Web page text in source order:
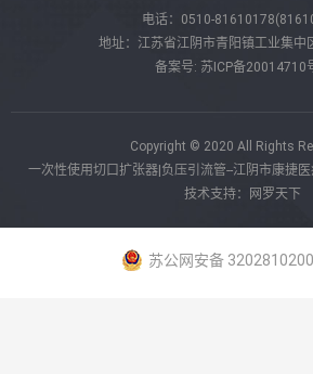
电话：
0510-
地址：江苏省江阴市青阳镇工业集中
备案号: 苏ICP备20014710
Copyright © 2020 All Rights
一次性使用切口扩张器|负压引流管--江阴市康捷
技术支持：网罗天下
苏公网安备